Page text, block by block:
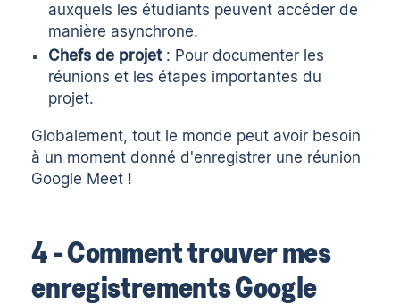
auxquels les étudiants peuvent accéder de
manière asynchrone.
Chefs de projet : Pour documenter les
réunions et les étapes importantes du
projet.
Globalement, tout le monde peut avoir besoin
à un moment donné d'enregistrer une réunion
Google Meet !
4 - Comment trouver mes
enregistrements Google